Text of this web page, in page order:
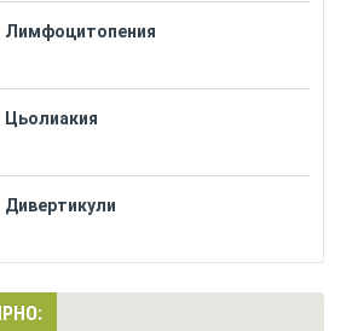
Лимфоцитопения
Цьолиакия
Дивертикули